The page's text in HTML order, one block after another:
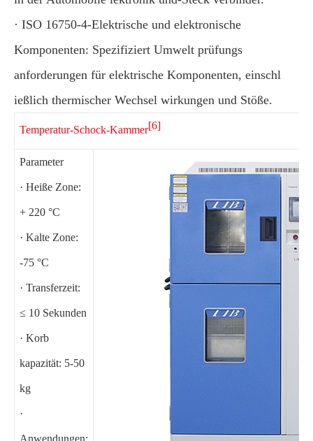
· ISO 16750-4-Elektrische und elektronische
Komponenten: Spezifiziert Umwelt prüfungs
anforderungen für elektrische Komponenten, einschl
ießlich thermischer Wechsel wirkungen und Stöße.
Temperatur-Schock-Kammer[6]
Parameter
· Heiße Zone:
+ 220 °C
· Kalte Zone:
-75 °C
· Transferzeit:
≤ 10 Sekunden
· Korb
kapazität: 5-50
kg
·
Anwendungen: